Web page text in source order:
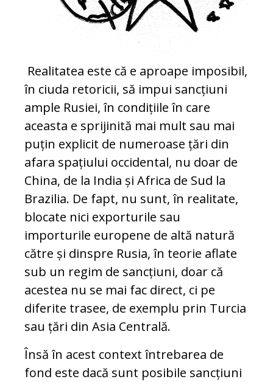
Realitatea este că e aproape imposibil,
în ciuda retoricii, să impui sancțiuni
ample Rusiei, în condițiile în care
aceasta e sprijinită mai mult sau mai
puțin explicit de numeroase țări din
afara spațiului occidental, nu doar de
China, de la India și Africa de Sud la
Brazilia. De fapt, nu sunt, în realitate,
blocate nici exporturile sau
importurile europene de altă natură
către și dinspre Rusia, în teorie aflate
sub un regim de sancțiuni, doar că
acestea nu se mai fac direct, ci pe
diferite trasee, de exemplu prin Turcia
sau țări din Asia Centrală.
Însă în acest context întrebarea de
fond este dacă sunt posibile sancțiuni